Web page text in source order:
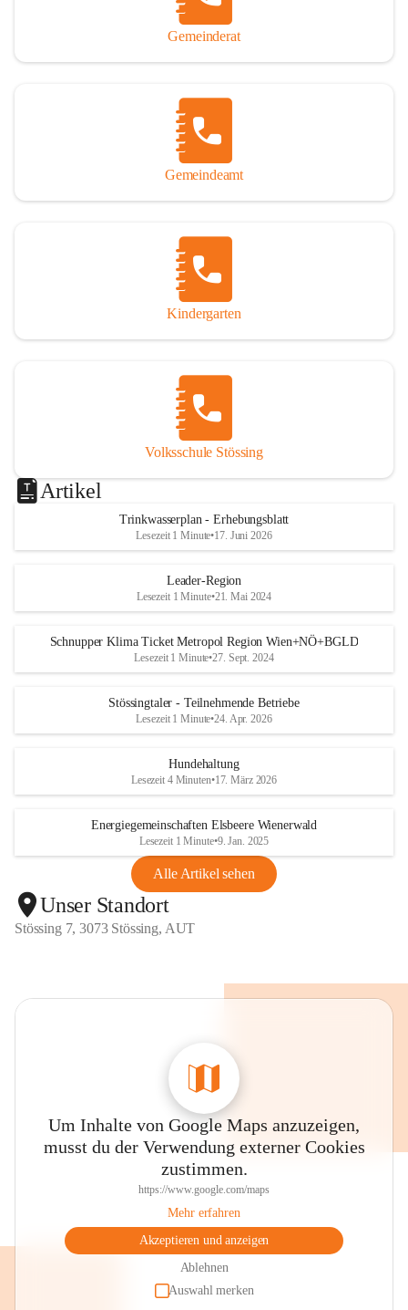
Gemeinderat
Gemeindeamt
Kindergarten
Volksschule Stössing
Artikel
Trinkwasserplan - Erhebungsblatt
Lesezeit 1 Minute•17. Juni 2026
Leader-Region
Lesezeit 1 Minute•21. Mai 2024
Schnupper Klima Ticket Metropol Region Wien+NÖ+BGLD
Lesezeit 1 Minute•27. Sept. 2024
Stössingtaler - Teilnehmende Betriebe
Lesezeit 1 Minute•24. Apr. 2026
Hundehaltung
Lesezeit 4 Minuten•17. März 2026
Energiegemeinschaften Elsbeere Wienerwald
Lesezeit 1 Minute•9. Jan. 2025
Alle Artikel sehen
Unser Standort
Stössing 7, 3073 Stössing, AUT
Um Inhalte von Google Maps anzuzeigen,
musst du der Verwendung externer Cookies
zustimmen.
https://www.google.com/maps
Mehr erfahren
Akzeptieren und anzeigen
Ablehnen
Auswahl merken